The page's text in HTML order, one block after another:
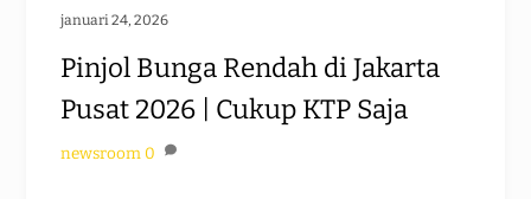
januari 24, 2026
Pinjol Bunga Rendah di Jakarta
Pusat 2026 | Cukup KTP Saja
newsroom 0